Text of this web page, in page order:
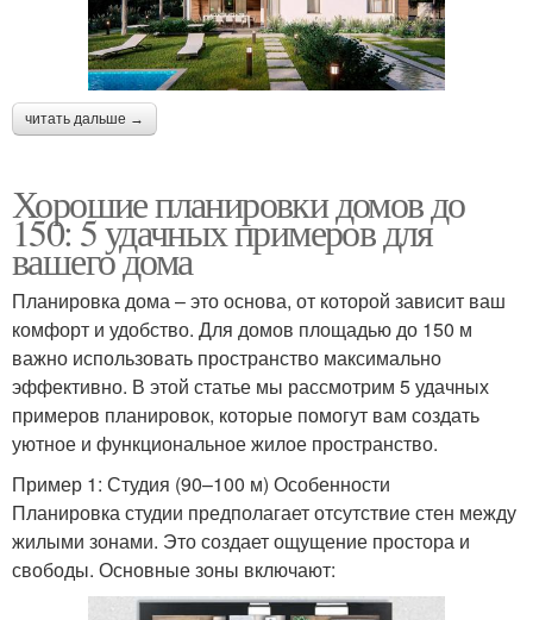
читать дальше →
Хорошие планировки домов до
150: 5 удачных примеров для
вашего дома
Планировка дома – это основа, от которой зависит ваш
комфорт и удобство. Для домов площадью до 150 м
важно использовать пространство максимально
эффективно. В этой статье мы рассмотрим 5 удачных
примеров планировок, которые помогут вам создать
уютное и функциональное жилое пространство.
Пример 1: Студия (90–100 м) Особенности
Планировка студии предполагает отсутствие стен между
жилыми зонами. Это создает ощущение простора и
свободы. Основные зоны включают: